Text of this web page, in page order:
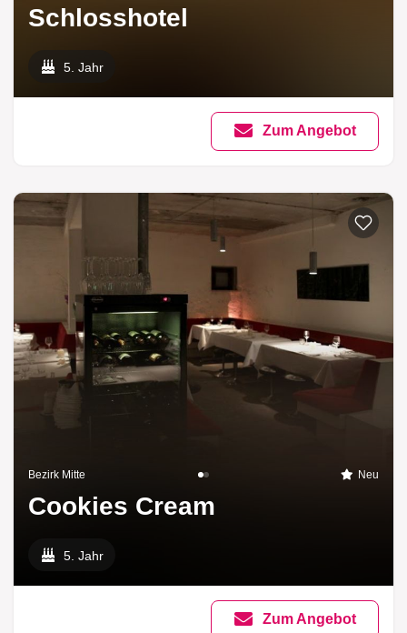
Schlosshotel
5. Jahr
Zum Angebot
Bezirk Mitte Neu
Cookies Cream
5. Jahr
Zum Angebot